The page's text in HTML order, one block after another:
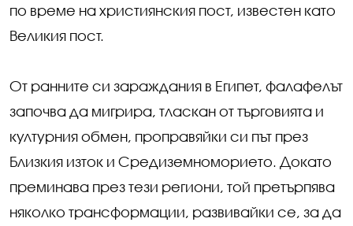
по време на християнския пост, известен като
Великия пост.
От ранните си зараждания в Египет, фалафелът
започва да мигрира, тласкан от търговията и
културния обмен, проправяйки си път през
Близкия изток и Средиземноморието. Докато
преминава през тези региони, той претърпява
няколко трансформации, развивайки се, за да